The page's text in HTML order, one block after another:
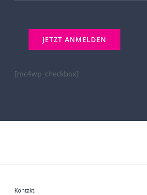
[mc4wp_checkbox]
Kontakt